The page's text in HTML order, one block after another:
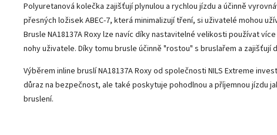
Polyuretanová kolečka zajišťují plynulou a rychlou jízdu a účinně
přesných ložisek ABEC-7, která minimalizují tření, si uživatelé mohou
Brusle NA18137A Roxy lze navíc díky nastavitelné velikosti používat
nohy uživatele. Díky tomu brusle účinně "rostou" s bruslařem a zajišťují
Výběrem inline bruslí NA18137A Roxy od společnosti NILS Extreme
důraz na bezpečnost, ale také poskytuje pohodlnou a příjemnou jízdu
bruslení.